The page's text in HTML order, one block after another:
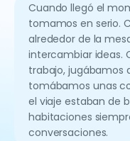
Cuando llegó el
tomamos en serio.
alrededor de la
intercambiar ideas.
trabajo, jugábamos
tomábamos unas
el viaje estaban de
habitaciones
conversaciones.